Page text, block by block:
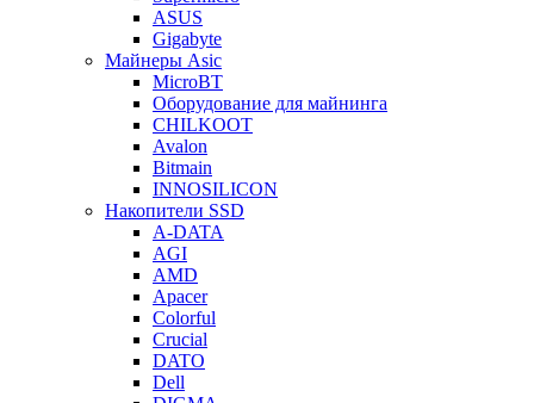
ASUS
Gigabyte
Майнеры Asic
MicroBT
Оборудование для майнинга
CHILKOOT
Avalon
Bitmain
INNOSILICON
Накопители SSD
A-DATA
AGI
AMD
Apacer
Colorful
Crucial
DATO
Dell